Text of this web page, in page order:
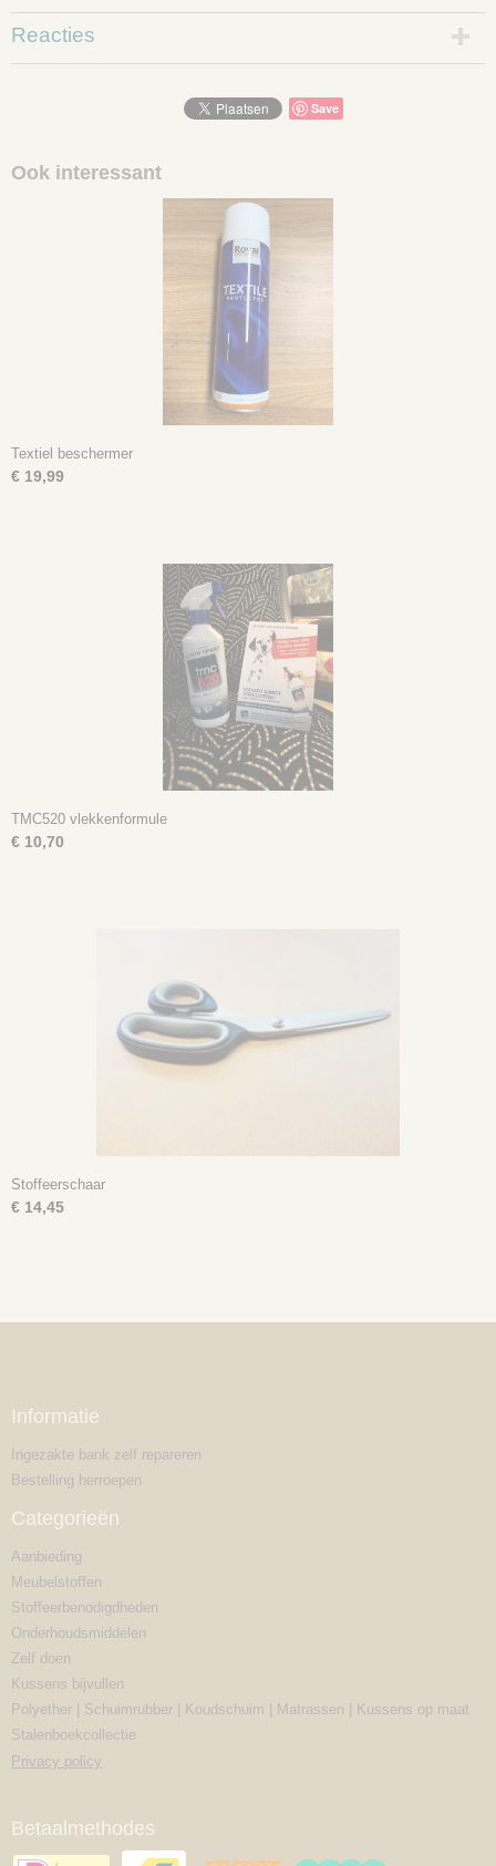
Reacties
Save
Ook interessant
Textiel beschermer
€ 19,99
TMC520 vlekkenformule
€ 10,70
Stoffeerschaar
€ 14,45
Informatie
Ingezakte bank zelf repareren
Bestelling herroepen
Categorieën
Aanbieding
Meubelstoffen
Stoffeerbenodigdheden
Onderhoudsmiddelen
Zelf doen
Kussens bijvullen
Polyether | Schuimrubber | Koudschuim | Matrassen | Kussens op maat
Stalenboekcollectie
Privacy policy
Betaalmethodes